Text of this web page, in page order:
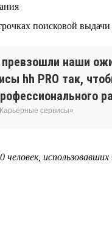
поисковой выдачи
наши
hh PRO так,
сервисы»